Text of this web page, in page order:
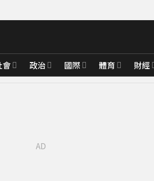
會 政治 國際 體育 財經